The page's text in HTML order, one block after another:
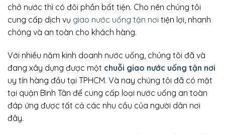
chở nước thì có đôi phần bất tiện. Cho nên chúng tôi
cung cấp dịch vụ giao nước uống tận nơi tiện lợi, nhanh
chóng và an toàn cho khách hàng.
Với nhiều năm kinh doanh nước uống, chúng tôi đã và
đang xây dựng được một chuỗi giao nước uống tận nơi
uy tín hàng đầu tại TPHCM. Và nay chúng tôi đã có mặt
tại quận Bình Tân để cung cấp loại nước uống an toàn
đáp ứng được tất cả các nhu cầu của người dân nơi
đây.